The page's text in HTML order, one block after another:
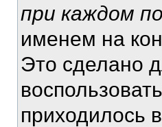
при каждом
именем на
Это сделано
приходилось